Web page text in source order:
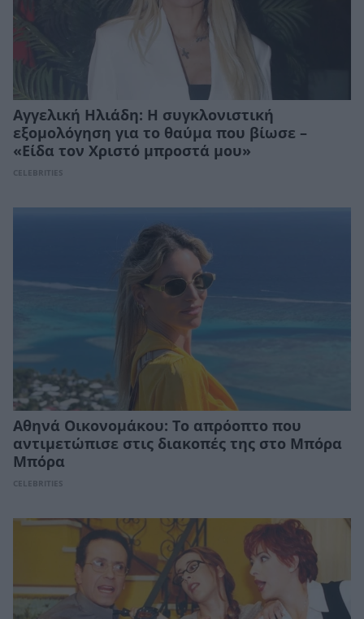
Αγγελική Ηλιάδη: Η συγκλονιστική
εξομολόγηση για το θαύμα που βίωσε –
«Είδα τον Χριστό μπροστά μου»
CELEBRITIES
Αθηνά Οικονομάκου: Το απρόοπτο που
αντιμετώπισε στις διακοπές της στο Μπόρα
Μπόρα
CELEBRITIES